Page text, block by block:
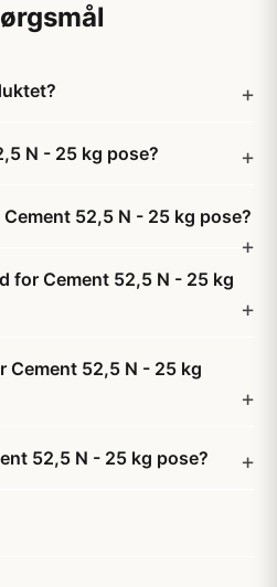
N - 25 kg pose?
52,5 N - 25 kg pose?
for Cement 52,5 N - 25 kg
Cement 52,5 N - 25 kg
52,5 N - 25 kg pose?